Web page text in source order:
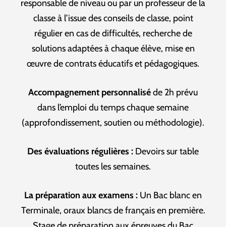
responsable de niveau ou par un professeur de la
classe à l’issue des conseils de classe, point
régulier en cas de difficultés, recherche de
solutions adaptées à chaque élève, mise en
œuvre de contrats éducatifs et pédagogiques.
Accompagnement personnaliséde 2h prévu
dans l’emploi du temps chaque semaine
(approfondissement, soutien ou méthodologie).
Des évaluations régulières : Devoirs sur table
toutes les semaines.
La préparation aux examens : Un Bac blanc en
Terminale, oraux blancs de français en première.